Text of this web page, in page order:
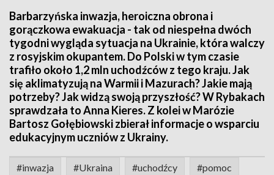
Barbarzyńska inwazja, heroiczna obrona i
gorączkowa ewakuacja - tak od niespełna dwóch
tygodni wygląda sytuacja na Ukrainie, która walczy
z rosyjskim okupantem. Do Polski w tym czasie
trafiło około 1,2 mln uchodźców z tego kraju. Jak
się aklimatyzują na Warmii i Mazurach? Jakie mają
potrzeby? Jak widzą swoją przyszłość? W Rybakach
sprawdzała to Anna Kieres. Z kolei w Marózie
Bartosz Gołębiowski zbierał informacje o wsparciu
edukacyjnym uczniów z Ukrainy.
#inwazja #Ukraina #uchodźcy #pomoc